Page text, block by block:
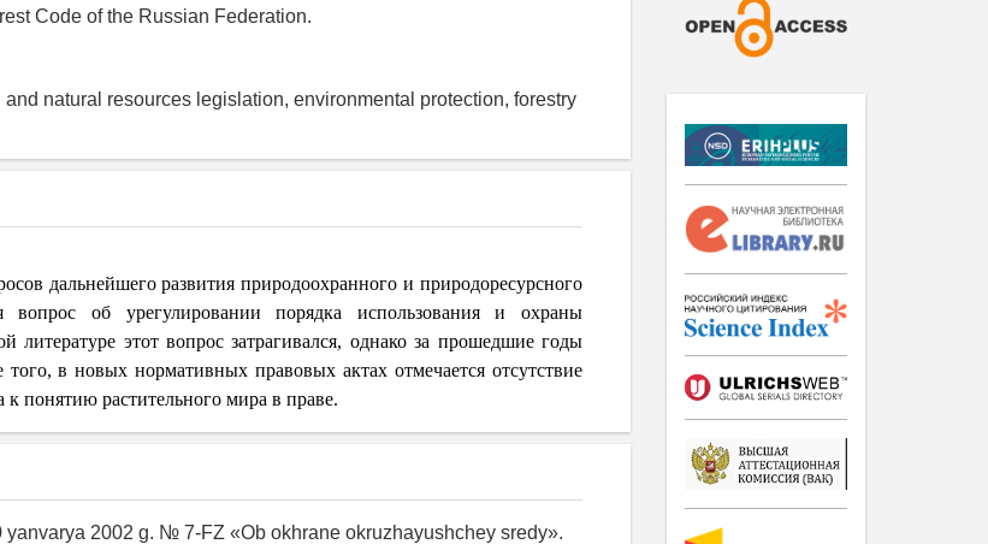
Code of the Russian Federation.
natural resources legislation, environmental protection, forestry
дальнейшего развития природоохранного и природоресурсного
вопрос об урегулировании порядка использования и охраны
литературе этот вопрос затрагивался, однако за прошедшие годы
в новых нормативных правовых актах отмечается отсутствие
к понятию растительного мира в праве.
yanvarya 2002 g. № 7-FZ «Ob okhrane okruzhayushchey sredy».